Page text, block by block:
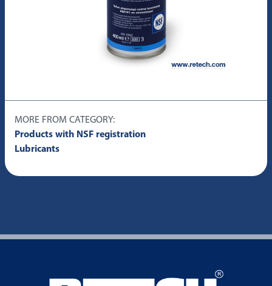
MORE FROM CATEGORY:
Products with NSF registration
Lubricants